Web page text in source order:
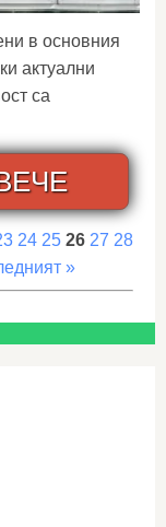
в основния
актуални
са
24 25 26 27 28
»